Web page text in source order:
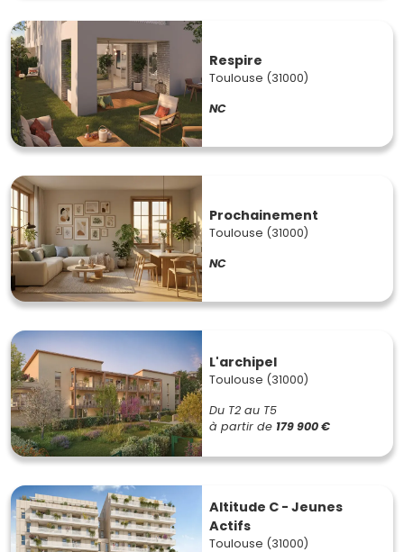
Respire
Toulouse (31000)
NC
Prochainement
Toulouse (31000)
NC
L'archipel
Toulouse (31000)
Du T2 au T5
à partir de 179 900 €
Altitude C - Jeunes
Actifs
Toulouse (31000)